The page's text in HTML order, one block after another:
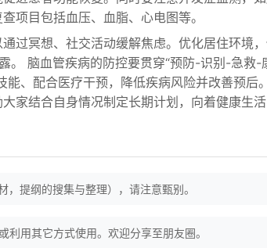
项目包括血压、血脂、心电图等。
过冥想、社交活动缓解焦虑。优化居住环境
脑血管疾病的防控要贯穿“预防-识别-急救-
能、配合医疗干预，降低疾病风险并改善预后
家结合自身情况制定长期计划，向着健康生活
提纲的搜集与整理），请注意甄别。
用其它方式使用。欢迎分享至朋友圈。